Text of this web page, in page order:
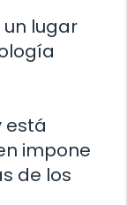
un lugar
está
impone
de los